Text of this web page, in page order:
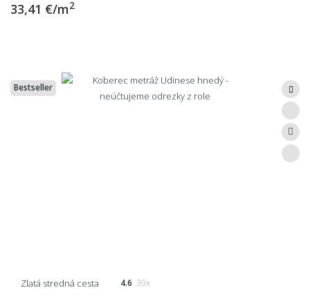
33,41 €/m2
Bestseller
Zlatá stredná cesta 4.6 39x